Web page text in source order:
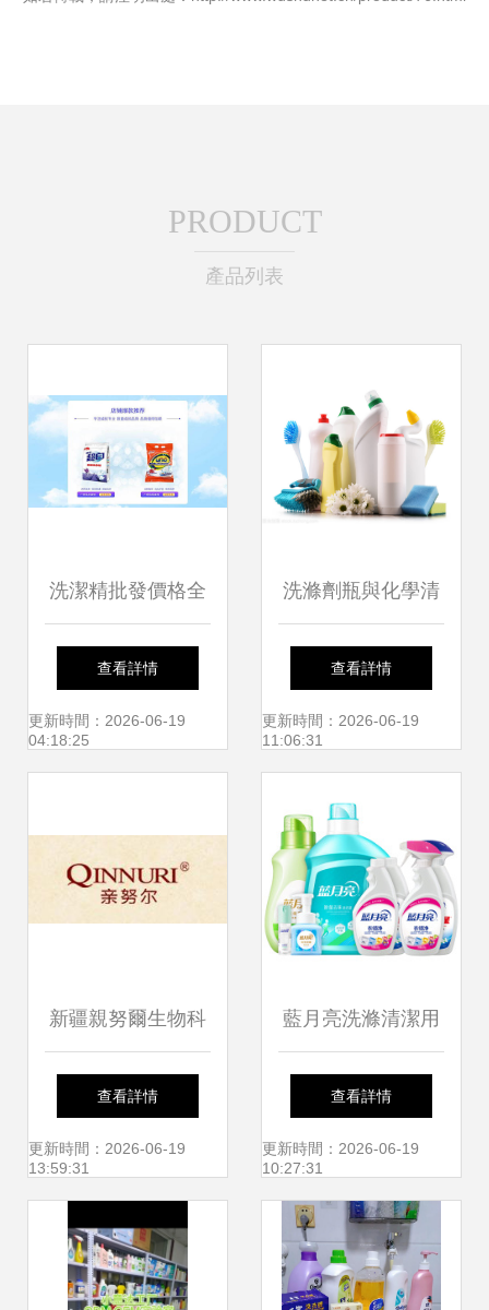
PRODUCT
產品列表
洗潔精批發價格全
解析 濟寧碧海洗滌
用品成行業焦點
查看詳情
更新時間：2026-06-19
04:18:25
洗滌劑瓶與化學清
洗用品 現代家庭清
潔的守護者
查看詳情
更新時間：2026-06-19
11:06:31
新疆親努爾生物科
技 以天然之力，創
潔凈生活
查看詳情
更新時間：2026-06-19
13:59:31
藍月亮洗滌清潔用
品 蘇寧易購官方報
價與選購指南
查看詳情
更新時間：2026-06-19
10:27:31